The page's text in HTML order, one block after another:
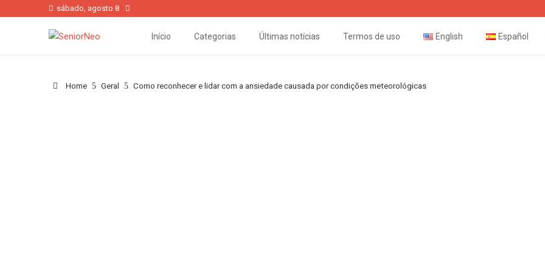
sábado, agosto 8
Início Categorias Últimas notícias Termos de uso English Español
Home Geral Como reconhecer e lidar com a ansiedade causada por condições meteorológicas